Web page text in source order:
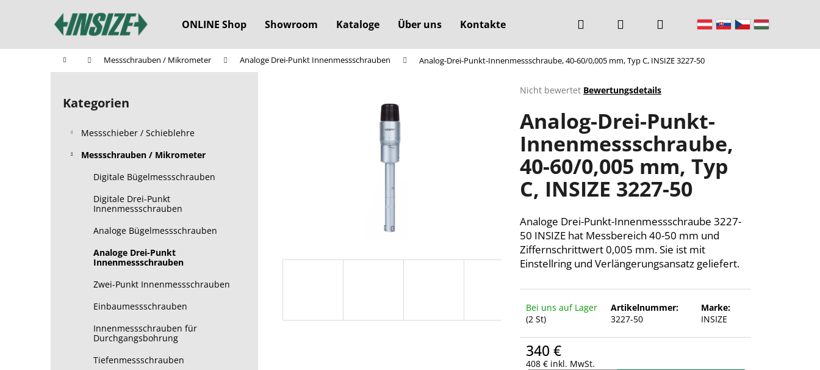
ONLINE Shop Showroom Kataloge Über uns Kontakte Suchen Warenkorb
StartseiteMessschrauben / Mikrometer Analoge Drei-Punkt Innenmessschrauben Analog-Drei-Punkt-Innenmessschraube, 40-60/0,005 mm, Typ C, INSIZE 3227-50
S
Kategorien
überspringen
Kategorien
Messschieber / Schieblehre
Messschrauben / Mikrometer
Digitale Bügelmessschrauben
Digitale Drei-Punkt
Innenmessschrauben
Analoge Bügelmessschrauben
Analoge Drei-Punkt
Innenmessschrauben
Zwei-Punkt Innenmessschrauben
Einbaumessschrauben
Innenmessschrauben für
Durchgangsbohrung
Tiefenmessschrauben
Die
Produktbewertung
ist
0,0
von
Sternen.
Nicht bewertet Bewertungsdetails
Analog-Drei-Punkt-
Innenmessschraube,
40-60/0,005 mm, Typ
C, INSIZE 3227-50
Analoge Drei-Punkt-Innenmessschraube 3227-
50 INSIZE hat Messbereich 40-50 mm und
Ziffernschrittwert 0,005 mm. Sie ist mit
Einstellring und Verlängerungsansatz geliefert.
Bei uns auf Lager
(2 St)
Artikelnummer:
3227-50
Marke:
INSIZE
340 €
408 € inkl. MwSt.
e
Zurück
zum
Zurück
zum
Was suchen Sie?
Wir empfehlen